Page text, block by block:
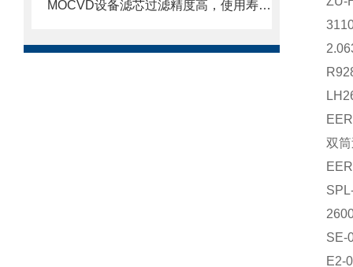
MOCVD设备滤芯过滤精度高，使用寿命长
双
SE-
E2-